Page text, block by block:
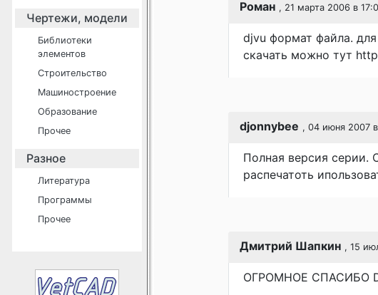
Чертежи, модели
Библиотеки
элементов
Строительство
Машиностроение
Образование
Прочее
Разное
Литература
Программы
Прочее
Роман , 21 марта 2006 в
djvu формат файла.
скачать можно тут
djonnybee , 04 июня 2007
Полная версия серии.
распечатоть
Дмитрий Шапкин , 15
ОГРОМНОЕ СПАСИБО